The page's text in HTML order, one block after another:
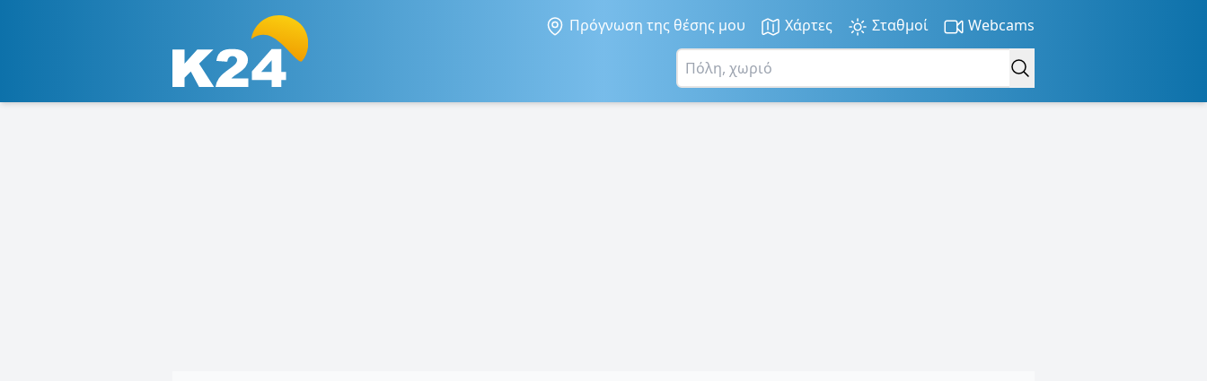
Πρόγνωση της θέσης μου Χάρτες Σταθμοί Webcams